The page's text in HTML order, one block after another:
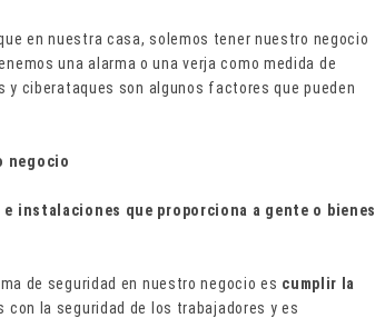
en nuestra casa, solemos tener nuestro negocio
una alarma o una verja como medida de
y ciberataques son algunos factores que pueden
negocio
instalaciones que proporciona a gente o bienes
de seguridad en nuestro negocio es cumplir la
con la seguridad de los trabajadores y es